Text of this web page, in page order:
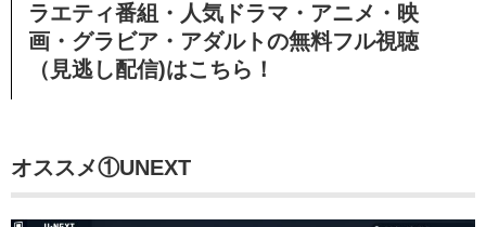
ラエティ番組・人気ドラマ・アニメ・映
画・グラビア・アダルトの無料フル視聴
（見逃し配信)はこちら！
オススメ①UNEXT